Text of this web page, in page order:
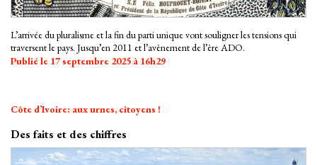
L’arrivée du pluralisme et la fin du parti unique vont souligner les tensions qui
traversent le pays. Jusqu’en 2011 et l’avènement de l’ère ADO.
Publié le 17 septembre 2025 à 16h29
Côte d’Ivoire: aux urnes, citoyens !
Des faits et des chiffres